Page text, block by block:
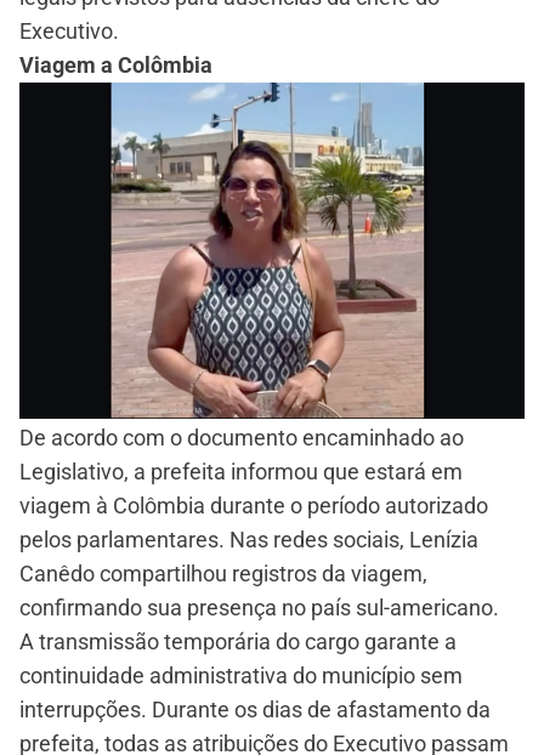
Executivo.
Viagem a Colômbia
De acordo com o documento encaminhado ao
Legislativo, a prefeita informou que estará em
viagem à Colômbia durante o período autorizado
pelos parlamentares. Nas redes sociais, Lenízia
Canêdo compartilhou registros da viagem,
confirmando sua presença no país sul-americano.
A transmissão temporária do cargo garante a
continuidade administrativa do município sem
interrupções. Durante os dias de afastamento da
prefeita, todas as atribuições do Executivo passam